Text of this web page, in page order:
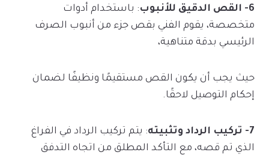
6- القص الدقيق للأنبوب
: باستخدام أدوات
متخصصة، يقوم الفني بقص جزء من أنبوب الصرف
الرئيسي بدقة متناهية،
حيث يجب أن يكون القص مستقيمًا ونظيفًا لضمان
إحكام التوصيل لاحقًا.
7- تركيب الرداد وتثبيته
: يتم تركيب الرداد في الفراغ
الذي تم قصه، مع التأكد المطلق من اتجاه التدفق